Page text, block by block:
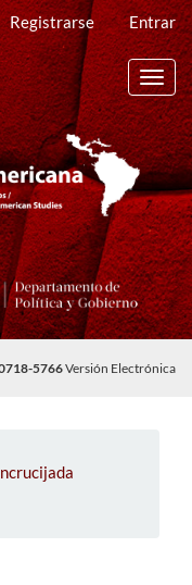
Registrarse Entrar
5766Versión Electrónica